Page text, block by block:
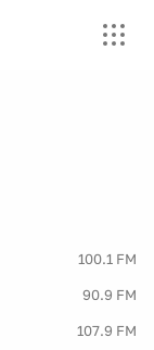
100.1 FM
90.9 FM
107.9 FM